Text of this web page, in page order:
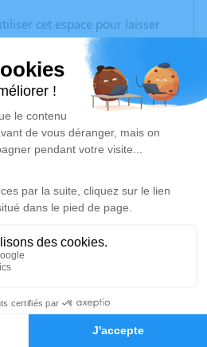
Hommages
cet espace pour laisser
des photos souvenirs, une
pensées à travers des
endroit est un lieu
la mémoire de Christine
d’arbre hommage est
Je rends hommage
Vidre